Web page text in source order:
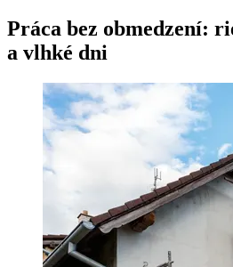
Práca bez obmedzení:
a vlhké dni